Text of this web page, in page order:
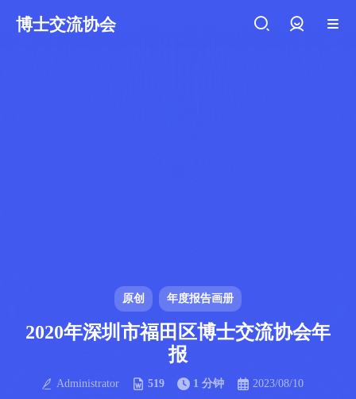
博士交流协会
原创 年度报告画册
2020年深圳市福田区博士交流协会年
报
Administrator 519 1 分钟
2023/08/10